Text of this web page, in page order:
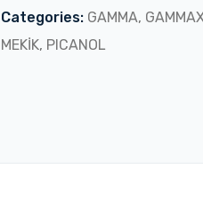
TUTUCU
03.1)
Categories: GAMMA,
MEKİK, PICANOL